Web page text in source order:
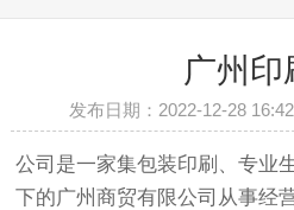
广州印
发布日期：2022-12-28
公司是一家集包装印刷、专业
下的广州商贸有限公司从事经